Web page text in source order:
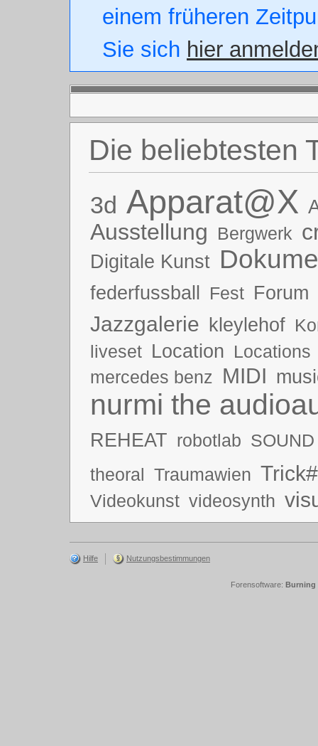
einem früheren
Sie sich hier
Die beliebtesten
3d Apparat@X
Ausstellung Bergwerk
Digitale Kunst
federfussball Fest Forum
Jazzgalerie kleylehof
liveset Location Locations
mercedes benz MIDI
nurmi the
REHEAT robotlab SOUND
theoral Traumawien
Videokunst videosynth
Hilfe Nutzungsbestimmungen
Forensoftware: Burning